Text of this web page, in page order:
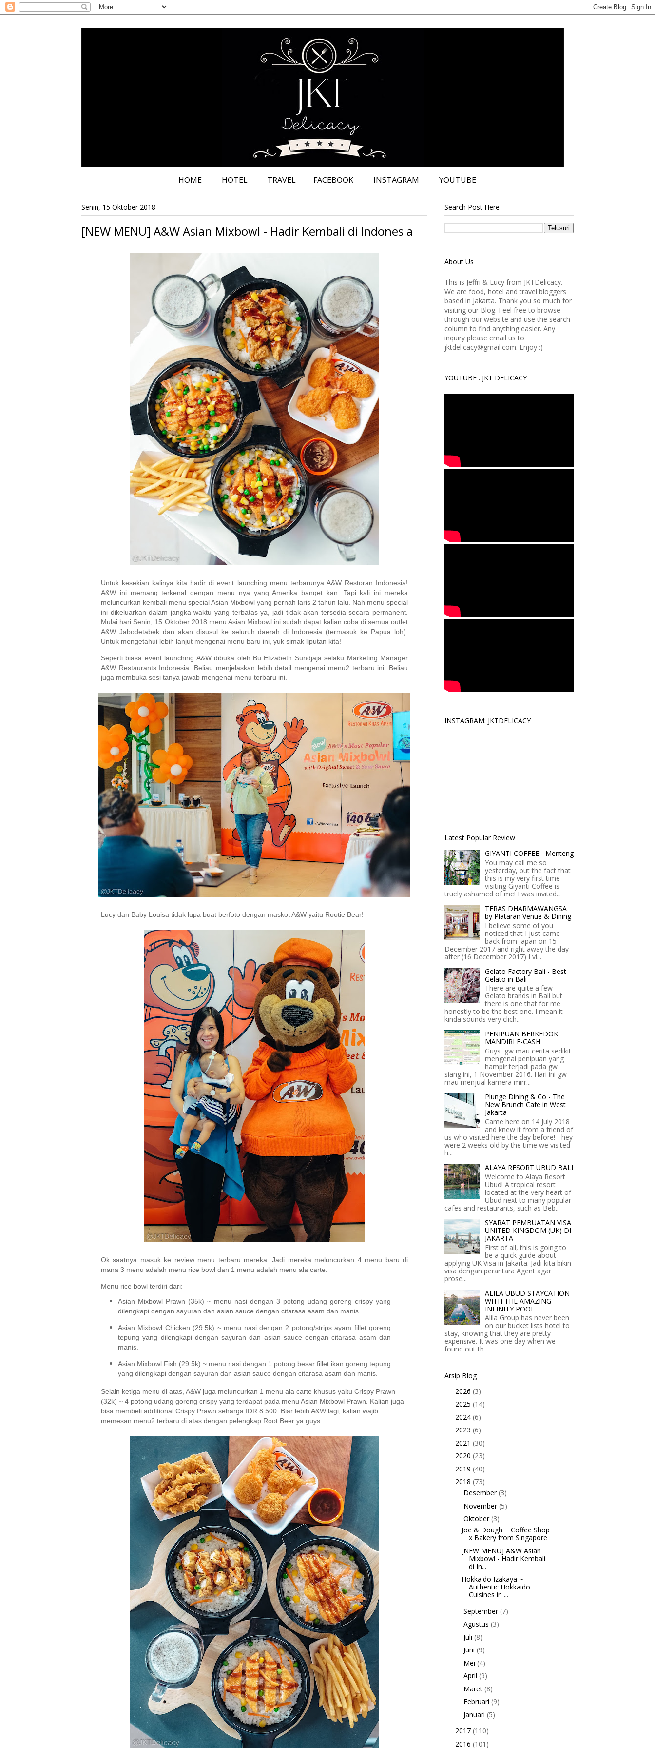
HOME HOTEL TRAVEL FACEBOOK INSTAGRAM YOUTUBE
Senin, 15 Oktober 2018
[NEW MENU] A&W Asian Mixbowl - Hadir Kembali di Indonesia
Untuk kesekian kalinya kita hadir di event launching menu terbarunya A&W Restoran Indonesia!
A&W ini memang terkenal dengan menu nya yang Amerika banget kan. Tapi kali ini mereka
meluncurkan kembali menu special Asian Mixbowl yang pernah laris 2 tahun lalu. Nah menu special
ini dikeluarkan dalam jangka waktu yang terbatas ya, jadi tidak akan tersedia secara permanent.
Mulai hari Senin, 15 Oktober 2018 menu Asian Mixbowl ini sudah dapat kalian coba di semua outlet
A&W Jabodetabek dan akan disusul ke seluruh daerah di Indonesia (termasuk ke Papua loh).
Untuk mengetahui lebih lanjut mengenai menu baru ini, yuk simak liputan kita!
Seperti biasa event launching A&W dibuka oleh Bu Elizabeth Sundjaja selaku Marketing Manager
A&W Restaurants Indonesia. Beliau menjelaskan lebih detail mengenai menu2 terbaru ini. Beliau
juga membuka sesi tanya jawab mengenai menu terbaru ini.
Lucy dan Baby Louisa tidak lupa buat berfoto dengan maskot A&W yaitu Rootie Bear!
Ok saatnya masuk ke review menu terbaru mereka. Jadi mereka meluncurkan 4 menu baru di
mana 3 menu adalah menu rice bowl dan 1 menu adalah menu ala carte.
Menu rice bowl terdiri dari:
Asian Mixbowl Prawn (35k) ~ menu nasi dengan 3 potong udang goreng crispy yang
dilengkapi dengan sayuran dan asian sauce dengan citarasa asam dan manis.
Asian Mixbowl Chicken (29.5k) ~ menu nasi dengan 2 potong/strips ayam fillet goreng
tepung yang dilengkapi dengan sayuran dan asian sauce dengan citarasa asam dan
manis.
Asian Mixbowl Fish (29.5k) ~ menu nasi dengan 1 potong besar fillet ikan goreng tepung
yang dilengkapi dengan sayuran dan asian sauce dengan citarasa asam dan manis.
Selain ketiga menu di atas, A&W juga meluncurkan 1 menu ala carte khusus yaitu Crispy Prawn
(32k) ~ 4 potong udang goreng crispy yang terdapat pada menu Asian Mixbowl Prawn. Kalian juga
bisa membeli additional Crispy Prawn seharga IDR 8.500. Biar lebih A&W lagi, kalian wajib
memesan menu2 terbaru di atas dengan pelengkap Root Beer ya guys.
Search Post Here
About Us
This is Jeffri & Lucy from JKTDelicacy.
We are food, hotel and travel bloggers
based in Jakarta. Thank you so much for
visiting our Blog. Feel free to browse
through our website and use the search
column to find anything easier. Any
inquiry please email us to
jktdelicacy@gmail.com. Enjoy :)
YOUTUBE : JKT DELICACY
INSTAGRAM: JKTDELICACY
Latest Popular Review
GIYANTI COFFEE - Menteng
You may call me so
yesterday, but the fact that
this is my very first time
visiting Giyanti Coffee is
truely ashamed of me! I was invited...
TERAS DHARMAWANGSA
by Plataran Venue & Dining
I believe some of you
noticed that I just came
back from Japan on 15
December 2017 and right away the day
after (16 December 2017) I vi...
Gelato Factory Bali - Best
Gelato in Bali
There are quite a few
Gelato brands in Bali but
there is one that for me
honestly to be the best one. I mean it
kinda sounds very clich...
PENIPUAN BERKEDOK
MANDIRI E-CASH
Guys, gw mau cerita sedikit
mengenai penipuan yang
hampir terjadi pada gw
siang ini, 1 November 2016. Hari ini gw
mau menjual kamera mirr...
Plunge Dining & Co - The
New Brunch Cafe in West
Jakarta
Came here on 14 July 2018
and knew it from a friend of
us who visited here the day before! They
were 2 weeks old by the time we visited
h...
ALAYA RESORT UBUD BALI
Welcome to Alaya Resort
Ubud! A tropical resort
located at the very heart of
Ubud next to many popular
cafes and restaurants, such as Beb...
SYARAT PEMBUATAN VISA
UNITED KINGDOM (UK) DI
JAKARTA
First of all, this is going to
be a quick guide about
applying UK Visa in Jakarta. Jadi kita bikin
visa dengan perantara Agent agar
prose...
ALILA UBUD STAYCATION
WITH THE AMAZING
INFINITY POOL
Alila Group has never been
on our bucket lists hotel to
stay, knowing that they are pretty
expensive. It was one day when we
found out th...
Arsip Blog
2026 (3)
2025 (14)
2024 (6)
2023 (6)
2021 (30)
2020 (23)
2019 (40)
2018 (73)
Desember (3)
November (5)
Oktober (3)
Joe & Dough ~ Coffee Shop
x Bakery from Singapore
[NEW MENU] A&W Asian
Mixbowl - Hadir Kembali
di In...
Hokkaido Izakaya ~
Authentic Hokkaido
Cuisines in ...
September (7)
Agustus (3)
Juli (8)
Juni (9)
Mei (4)
April (9)
Maret (8)
Februari (9)
Januari (5)
2017 (110)
2016 (101)